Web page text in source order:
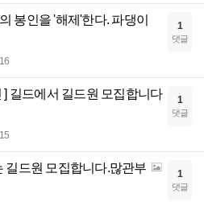
봉인을 '해제'한다. 파댕이 1
댓글
] 길드에서 길드원 모집합니다
1
댓글
길드원 모집합니다.많관부 1
댓글